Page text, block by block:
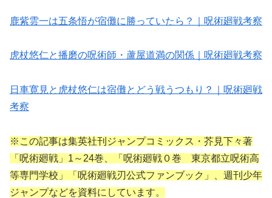
鹿紫雲一は五条悟が宿儺に勝っていたら？｜呪術廻戦考察
虎杖悠仁と播磨の呪術師・蘆屋道満の関係｜呪術廻戦考察
日車寛見と虎杖悠仁は宿儺とどう戦うつもり？｜呪術廻戦
考察
※この記事は集英社刊ジャンプコミックス・芥見下々著
「呪術廻戦」1～24巻、「呪術廻戦０巻 東京都立呪術高
等専門学校」「呪術廻戦刃公式ファンブック」、週刊少年
ジャンプなどを資料にしています。